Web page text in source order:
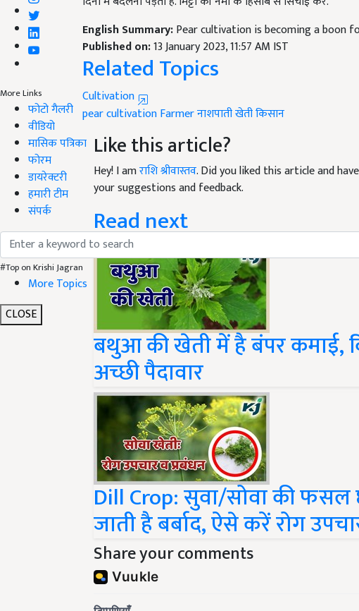
More Links
फोटो गैलरी
वीडियो
मासिक पत्रिका
फोरम
डायरेक्टरी
हमारी टीम
संपर्क
#Top on Krishi Jagran
More Topics
CLOSE
English Summary:
Pear cultivation is becoming a boon
Published on:13 January 2023, 11:57 AM IST
Related Topics
Cultivation
pearcultivation
Like this article?
Hey! I amराशि श्रीवास्तव. Did you liked this article and
your suggestions and feedback.
Read next
बथुआ की खेती में है बंपर कमाई,
अच्छी पैदावार
Dill Crop: सुवा/सोवा की फसल
जाती है बर्बाद, ऐसे करें रोग
Share your comments